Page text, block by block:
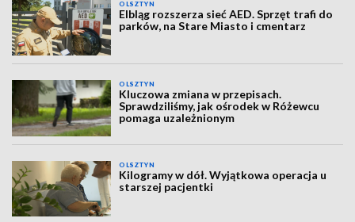
OLSZTYN
Elbląg rozszerza sieć AED. Sprzęt trafi do
parków, na Stare Miasto i cmentarz
OLSZTYN
Kluczowa zmiana w przepisach.
Sprawdziliśmy, jak ośrodek w Różewcu
pomaga uzależnionym
OLSZTYN
Kilogramy w dół. Wyjątkowa operacja u
starszej pacjentki